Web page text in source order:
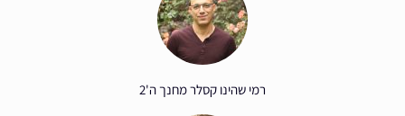
רמי שהינו קסלר מחנך ה'2